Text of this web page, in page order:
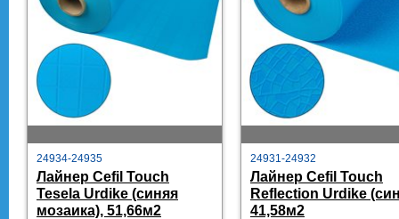
24934-24935
Лайнер Cefil Touch
Tesela Urdike (синяя
мозаика), 51,66м2
24931-24932
Лайнер Cefil Touch
Reflection Urdike
41,58м2